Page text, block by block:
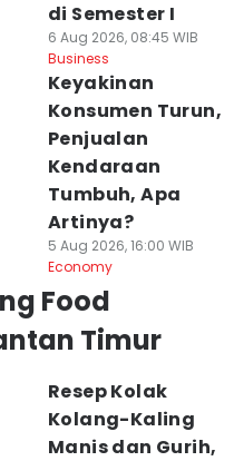
di Semester I
6 Aug 2026, 08:45 WIB
Business
Keyakinan
Konsumen Turun,
Penjualan
Kendaraan
Tumbuh, Apa
Artinya?
5 Aug 2026, 16:00 WIB
Economy
Food
Timur
Resep Kolak
Kolang-Kaling
Manis dan Gurih,